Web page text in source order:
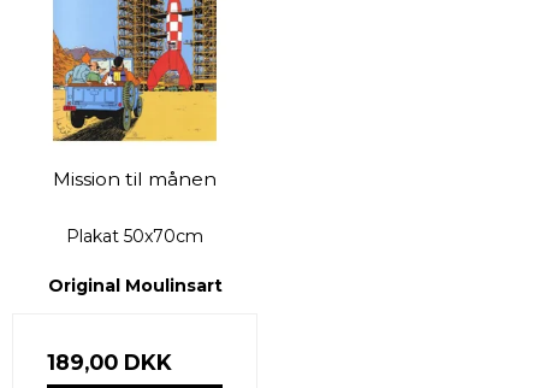
Mission til månen
Plakat 50x70cm
Original Moulinsart
189,00 DKK